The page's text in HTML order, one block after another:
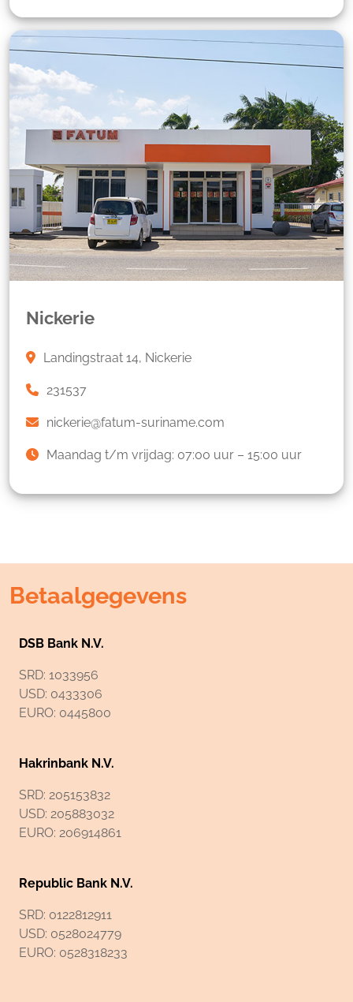
Nickerie
Landingstraat 14, Nickerie
231537
nickerie@fatum-suriname.com
Maandag t/m vrijdag: 07:00 uur – 15:00 uur
Betaalgegevens
DSB Bank N.V.
SRD: 1033956
USD: 0433306
EURO: 0445800
Hakrinbank N.V.
SRD: 205153832
USD: 205883032
EURO: 206914861
Republic Bank N.V.
SRD: 0122812911
USD: 0528024779
EURO: 0528318233